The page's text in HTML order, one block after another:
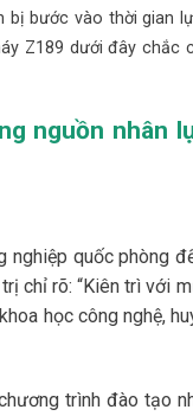
bước vào thời gian
Z189 dưới đây chắc
nguồn nhân
nghiệp quốc phòng
chỉ rõ: “Kiên trì với
học công nghệ,
trình đào tạo